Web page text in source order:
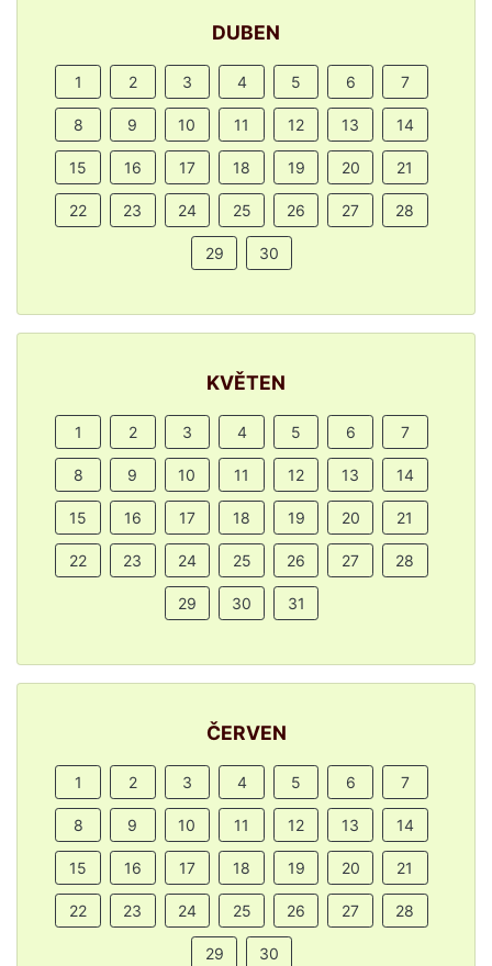
DUBEN
1 2 3 4 5 6 7
8 9 10 11 12 13 14
15 16 17 18 19 20 21
22 23 24 25 26 27 28
29 30
KVĚTEN
1 2 3 4 5 6 7
8 9 10 11 12 13 14
15 16 17 18 19 20 21
22 23 24 25 26 27 28
29 30 31
ČERVEN
1 2 3 4 5 6 7
8 9 10 11 12 13 14
15 16 17 18 19 20 21
22 23 24 25 26 27 28
29 30